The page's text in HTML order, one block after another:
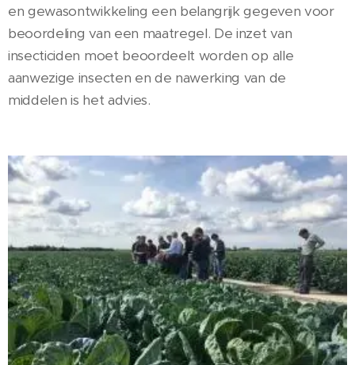
en gewasontwikkeling een belangrijk gegeven voor
beoordeling van een maatregel. De inzet van
insecticiden moet beoordeelt worden op alle
aanwezige insecten en de nawerking van de
middelen is het advies.